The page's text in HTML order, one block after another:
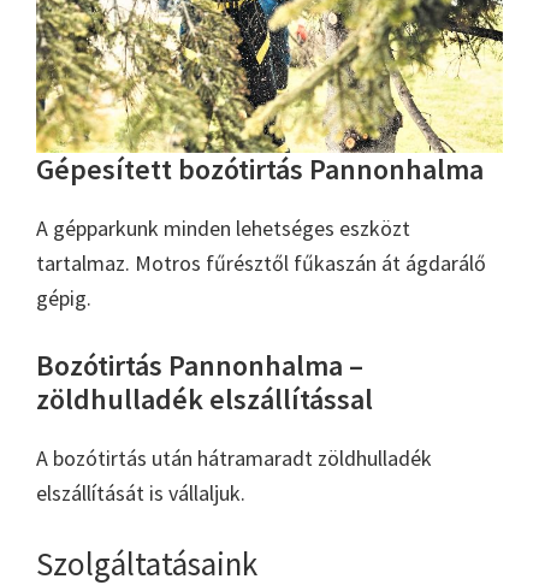
Gépesített bozótirtás Pannonhalma
A gépparkunk minden lehetséges eszközt
tartalmaz. Motros fűrésztől fűkaszán át ágdarálő
gépig.
Bozótirtás Pannonhalma –
zöldhulladék elszállítással
A bozótirtás után hátramaradt zöldhulladék
elszállítását is vállaljuk.
Szolgáltatásaink